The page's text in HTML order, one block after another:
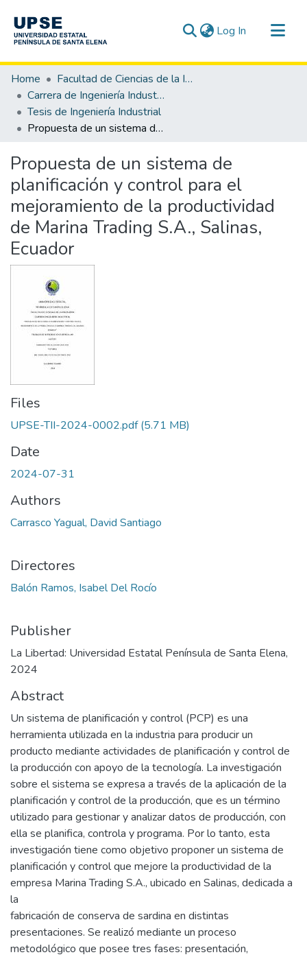
Log In (current)
Communities & Collections
All of DSpace
Statistics
Home
Facultad de Ciencias de la Ingeniería
Carrera de Ingeniería Industrial
Tesis de Ingeniería Industrial
Propuesta de un sistema de planificación y control para el mejoramiento de la productividad de Marina Trading S.A., Salinas, Ecuador
Propuesta de un sistema de
planificación y control para el
mejoramiento de la productividad
de Marina Trading S.A., Salinas,
Ecuador
Files
UPSE-TII-2024-0002.pdf(5.71 MB)
Date
2024-07-31
Authors
Carrasco Yagual, David Santiago
Directores
Balón Ramos, Isabel Del Rocío
Publisher
La Libertad: Universidad Estatal Península de Santa Elena,
2024
Abstract
Un sistema de planificación y control (PCP) es una
herramienta utilizada en la industria para producir un
producto mediante actividades de planificación y control de
la producción con apoyo de la tecnología. La investigación
sobre el sistema se expresa a través de la aplicación de la
planificación y control de la producción, que es un término
utilizado para gestionar y analizar datos de producción, con
ella se planifica, controla y programa. Por lo tanto, esta
investigación tiene como objetivo proponer un sistema de
planificación y control que mejore la productividad de la
empresa Marina Trading S.A., ubicado en Salinas, dedicada a
la
fabricación de conserva de sardina en distintas
presentaciones. Se realizó mediante un proceso
metodológico que posee tres fases: presentación,